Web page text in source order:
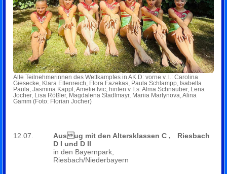
Alle Teilnehmerinnen des Wettkampfes in AK D: vorne v. l.: Carolina
Giesecke, Klara Ettenreich, Flora Fazekas, Paula Schlampp, Isabella
Paula, Jasmina Kappl, Amelie Ivic; hinten v. l.s: Alma Schnauber, Lena
Jocher, Lisa Rößler, Magdalena Stadlmayr, Mariia Martynova, Alina
Gamm (Foto: Florian Jocher)
12.07.
Ausug mit den Altersklassen C ,
D I und D II
in den Bayernpark,
Riesbach/Niederbayern
Riesbach